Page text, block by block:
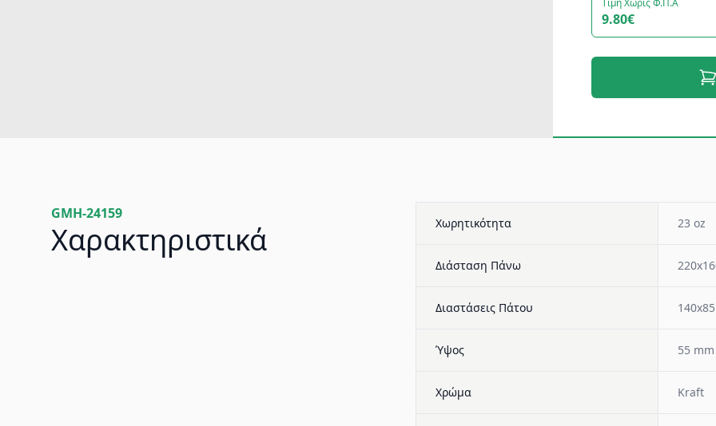
Τιμή Χωρίς Φ.Π.Α
9.80€
GMH-24159
Χαρακτηριστικά Χωρητικότητα 23 oz
Διάσταση Πάνω
Διαστάσεις Πάτου
Ύψος 55 mm
Χρώμα Kraft